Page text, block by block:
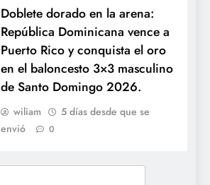
Doblete dorado en la arena:
República Dominicana vence a
Puerto Rico y conquista el oro
en el baloncesto 3×3 masculino
de Santo Domingo 2026.
wiliam
5 días desde que se
envió
0